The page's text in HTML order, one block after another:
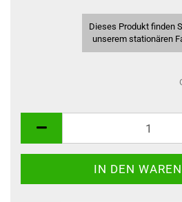
Dieses Produkt finden
unserem stationären